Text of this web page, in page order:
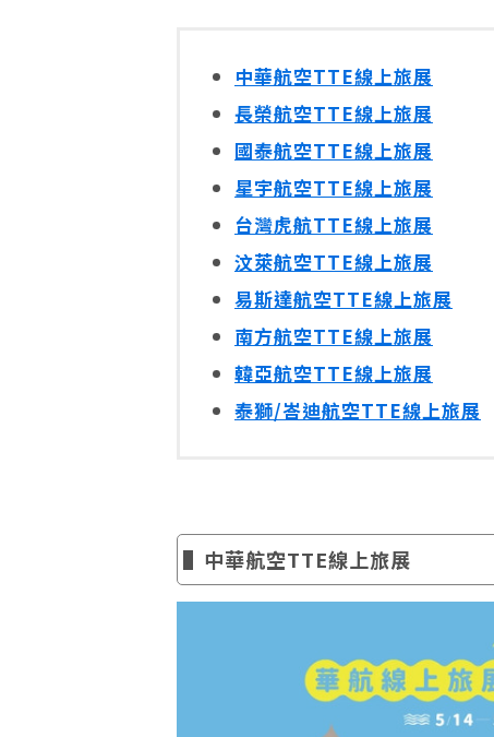
中華航空TTE線上旅展
長榮航空TTE線上旅展
國泰航空TTE線上旅展
星宇航空TTE線上旅展
台灣虎航TTE線上旅展
汶萊航空TTE線上旅展
易斯達航空TTE線上旅展
南方航空TTE線上旅展
韓亞航空TTE線上旅展
泰獅/峇迪航空TTE線上旅展
▌中華航空TTE線上旅展